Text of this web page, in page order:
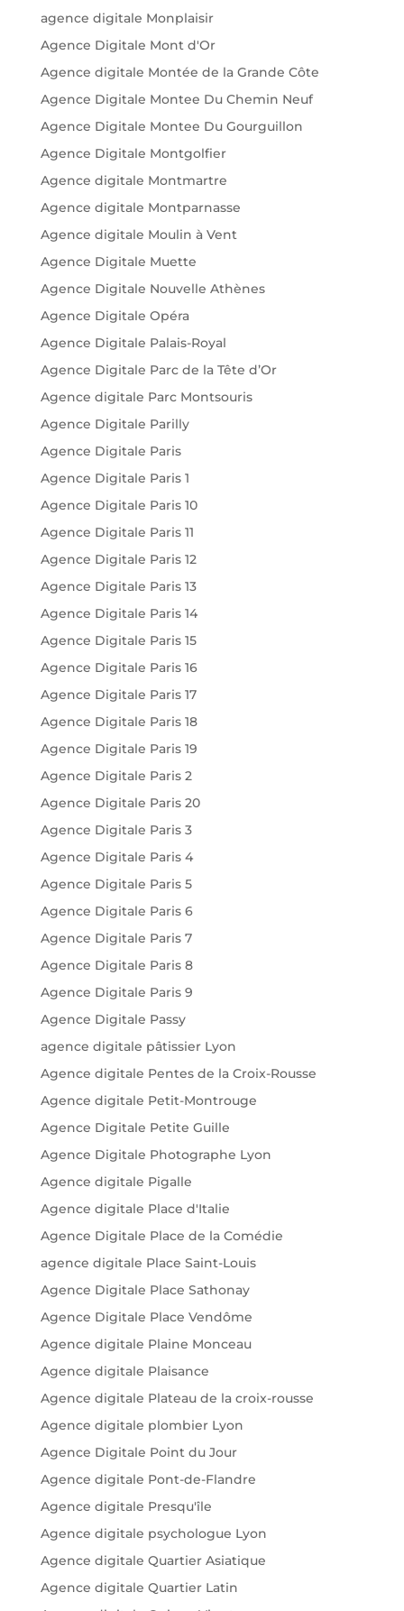
agence digitale Monplaisir
Agence Digitale Mont d'Or
Agence digitale Montée de la Grande Côte
Agence Digitale Montee Du Chemin Neuf
Agence Digitale Montee Du Gourguillon
Agence Digitale Montgolfier
Agence digitale Montmartre
Agence digitale Montparnasse
Agence digitale Moulin à Vent
Agence Digitale Muette
Agence Digitale Nouvelle Athènes
Agence Digitale Opéra
Agence Digitale Palais-Royal
Agence Digitale Parc de la Tête d’Or
Agence digitale Parc Montsouris
Agence Digitale Parilly
Agence Digitale Paris
Agence Digitale Paris 1
Agence Digitale Paris 10
Agence Digitale Paris 11
Agence Digitale Paris 12
Agence Digitale Paris 13
Agence Digitale Paris 14
Agence Digitale Paris 15
Agence Digitale Paris 16
Agence Digitale Paris 17
Agence Digitale Paris 18
Agence Digitale Paris 19
Agence Digitale Paris 2
Agence Digitale Paris 20
Agence Digitale Paris 3
Agence Digitale Paris 4
Agence Digitale Paris 5
Agence Digitale Paris 6
Agence Digitale Paris 7
Agence Digitale Paris 8
Agence Digitale Paris 9
Agence Digitale Passy
agence digitale pâtissier Lyon
Agence digitale Pentes de la Croix-Rousse
Agence digitale Petit-Montrouge
Agence Digitale Petite Guille
Agence Digitale Photographe Lyon
Agence digitale Pigalle
Agence digitale Place d'Italie
Agence Digitale Place de la Comédie
agence digitale Place Saint-Louis
Agence Digitale Place Sathonay
Agence Digitale Place Vendôme
Agence digitale Plaine Monceau
Agence digitale Plaisance
Agence digitale Plateau de la croix-rousse
Agence digitale plombier Lyon
Agence Digitale Point du Jour
Agence digitale Pont-de-Flandre
Agence digitale Presqu'île
Agence digitale psychologue Lyon
Agence digitale Quartier Asiatique
Agence digitale Quartier Latin